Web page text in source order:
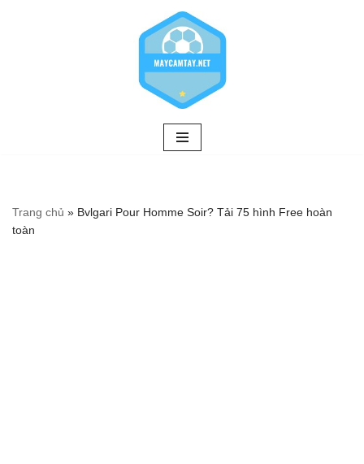
Trang chủ » Bvlgari Pour Homme Soir? Tải 75 hình Free hoàn
toàn